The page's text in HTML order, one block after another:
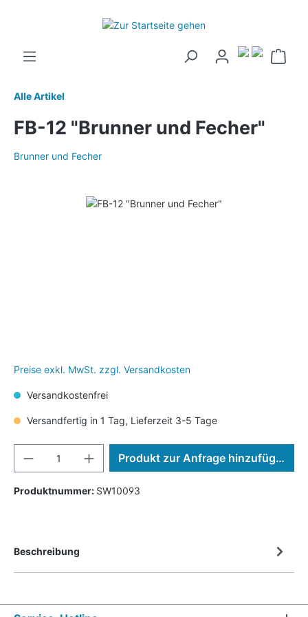
Alle Artikel
FB-12 "Brunner und Fecher"
Brunner und Fecher
Preise exkl. MwSt. zzgl. Versandkosten
Versandkostenfrei
Versandfertig in 1 Tag, Lieferzeit 3-5 Tage
Produkt zur Anfrage hinzufügen
Produktnummer: SW10093
Beschreibung